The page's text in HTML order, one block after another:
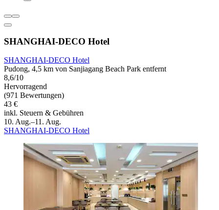
SHANGHAI-DECO Hotel
SHANGHAI-DECO Hotel
Pudong, 4,5 km von Sanjiagang Beach Park entfernt
8,6/10
Hervorragend
(971 Bewertungen)
43 €
inkl. Steuern & Gebühren
10. Aug.–11. Aug.
SHANGHAI-DECO Hotel